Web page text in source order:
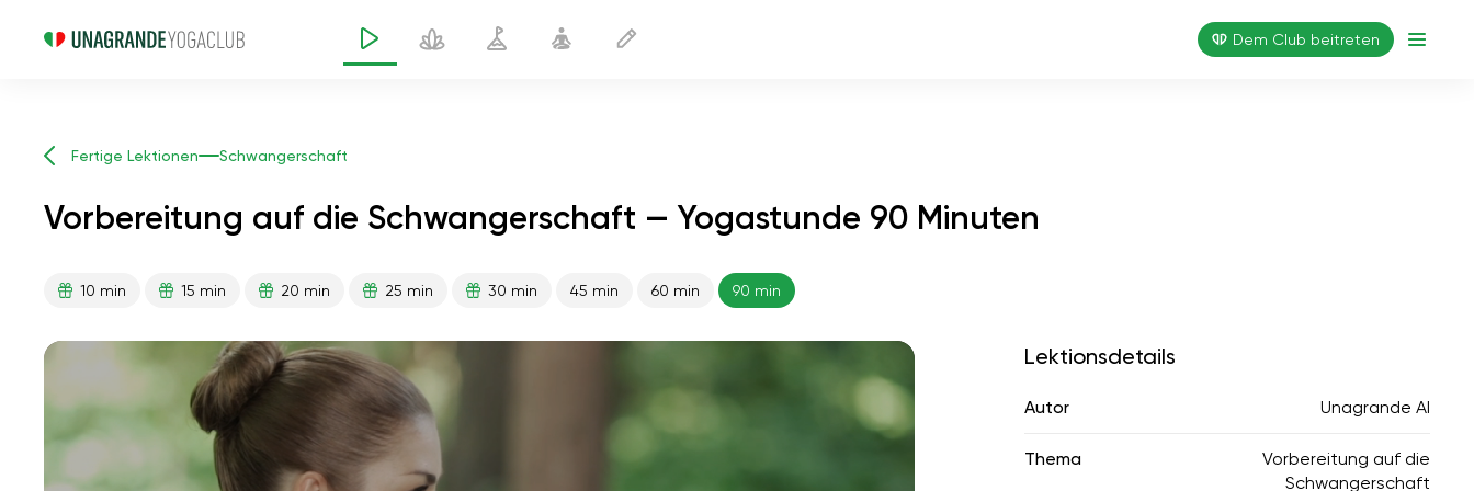
Dem Club beitreten
Fertige Lektionen Schwangerschaft
Vorbereitung auf die Schwangerschaft — Yogastunde 90 Minuten
10 min 15 min 20 min 25 min 30 min 45 min 60 min 90 min
Lektionsdetails
Autor Unagrande AI
Thema
Vorbereitung auf die
Schwangerschaft